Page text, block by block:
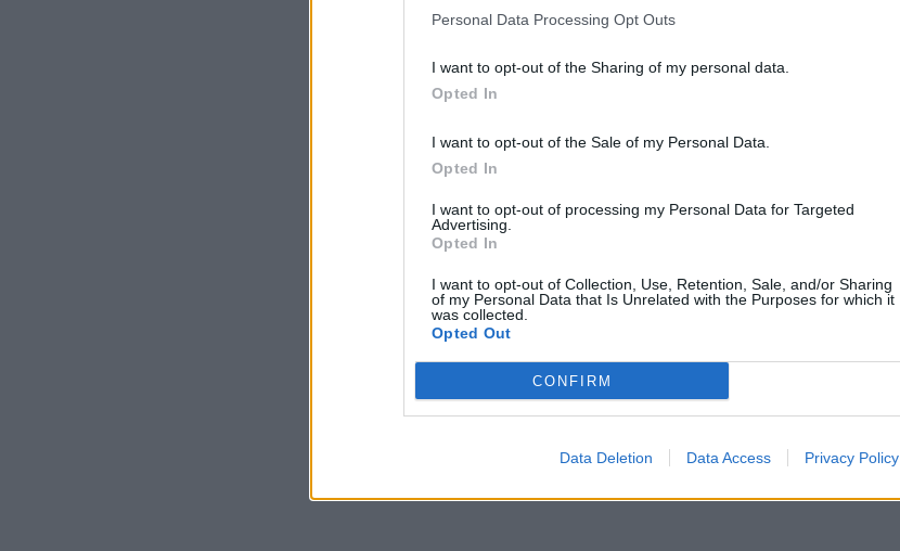
Personal Data Processing Opt Outs
I want to opt-out of the Sharing of my personal data.
Opted In
I want to opt-out of the Sale of my Personal Data.
Opted In
I want to opt-out of processing my Personal Data for Targeted
Advertising.
Opted In
I want to opt-out of Collection, Use, Retention, Sale, and/or Sharing
of my Personal Data that Is Unrelated with the Purposes for which it
was collected.
Opted Out
CONFIRM
Data Deletion Data Access Privacy Policy